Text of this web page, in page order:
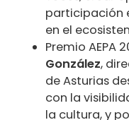
participación
en el
Premio AEPA
González,
de Asturias
con la
la cultura, y